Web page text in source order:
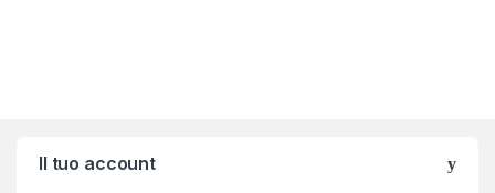
Il tuo account